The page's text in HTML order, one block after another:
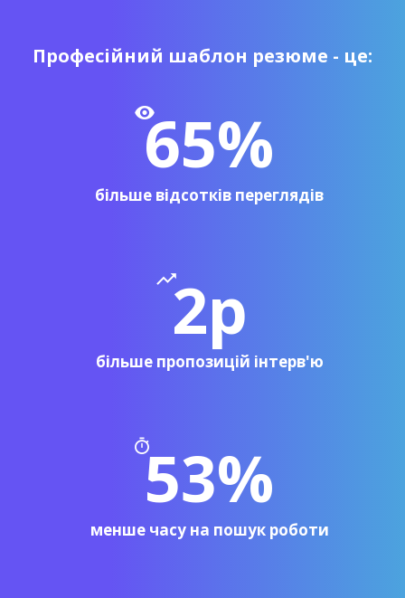
Професійний шаблон резюме - це:
65%
більше відсотків переглядів
2р
більше пропозицій інтерв'ю
53%
менше часу на пошук роботи